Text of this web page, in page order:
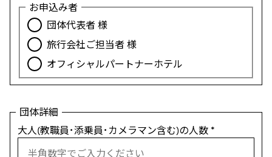
お申込み者
団体代表者 様
旅行会社ご担当者 様
オフィシャルパートナーホテル
団体詳細
大人(教職員･添乗員･カメラマン含む)の人数 *